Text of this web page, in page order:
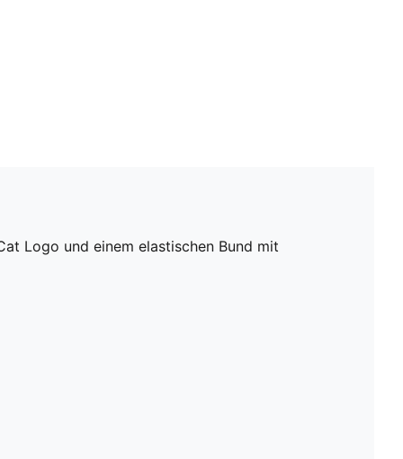
Logo und einem elastischen Bund mit